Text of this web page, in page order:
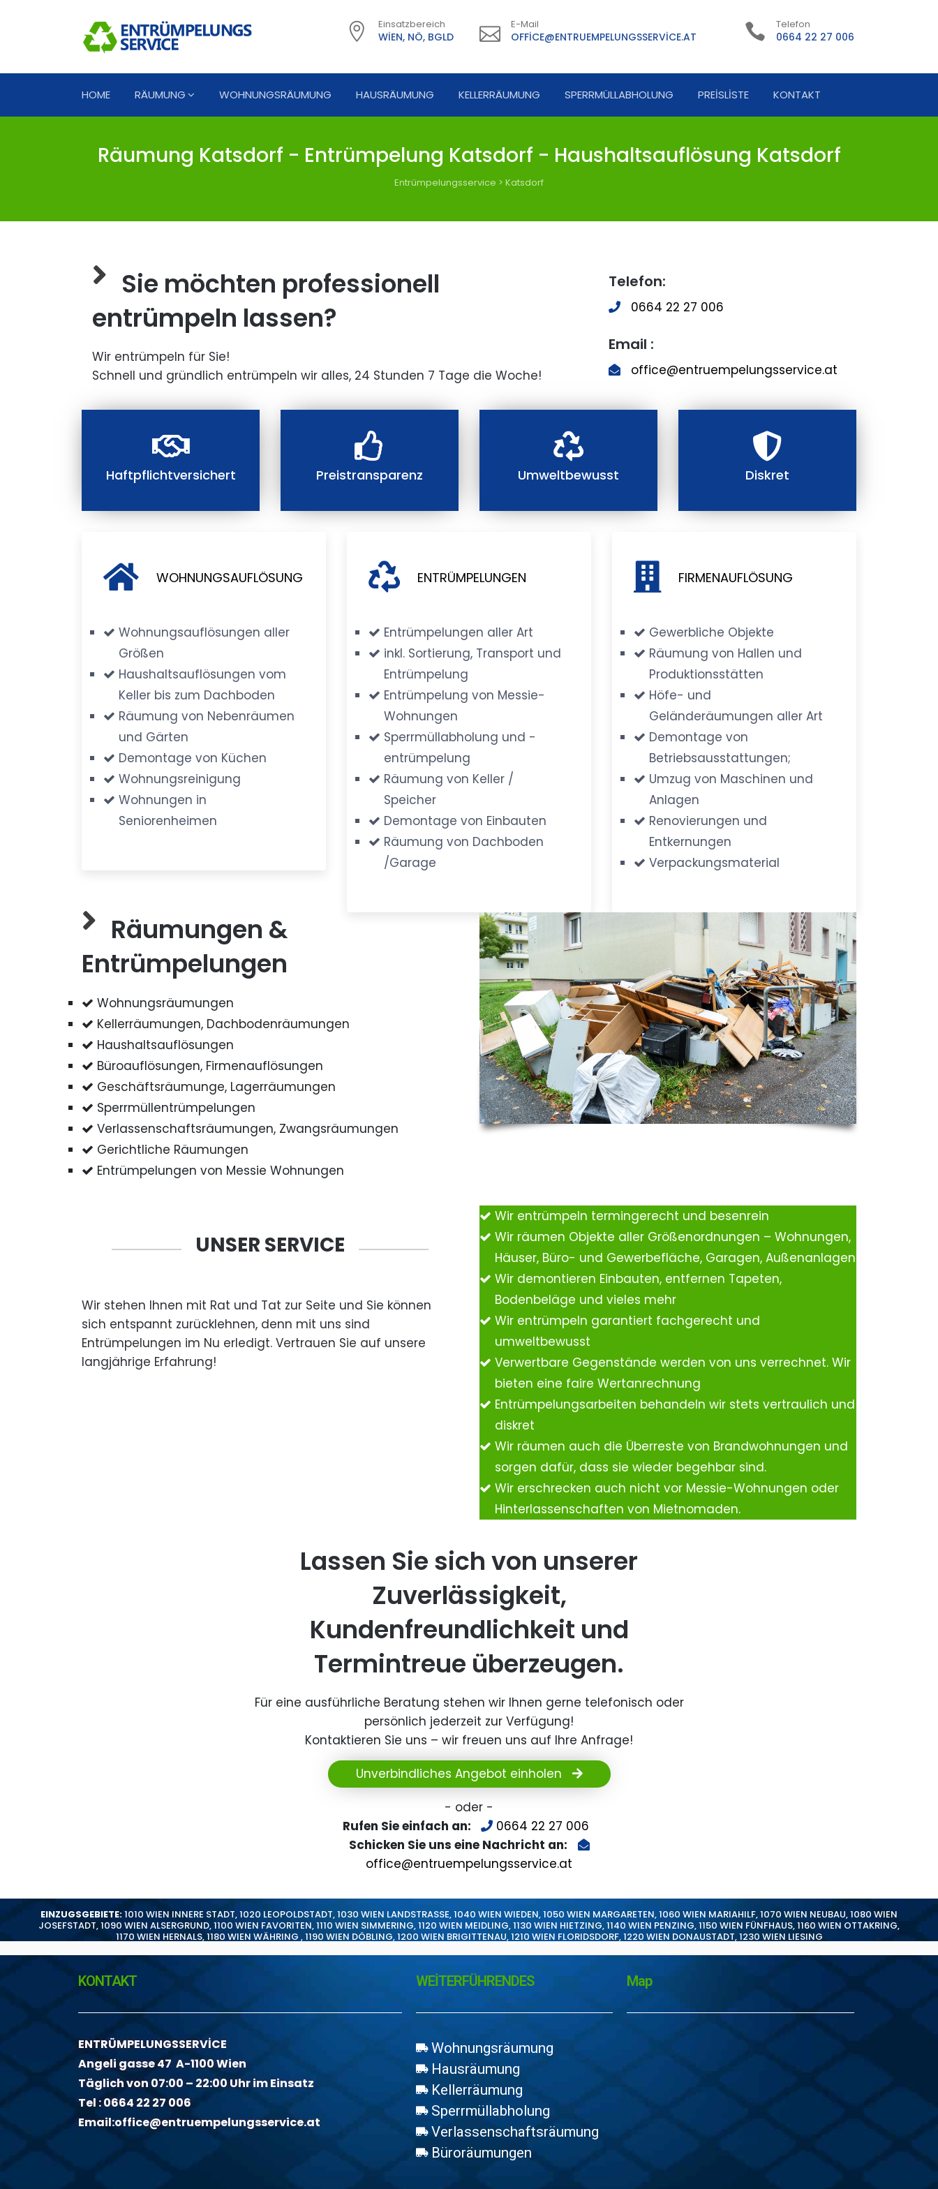
Einsatzbereich
WIEN, NÖ, BGLD
E-Mail
OFFICE@ENTRUEMPELUNGSSERVICE.AT
Telefon
0664 22 27 006
HOME RÄUMUNG WOHNUNGSRÄUMUNG HAUSRÄUMUNG KELLERRÄUMUNG SPERRMÜLLABHOLUNG PREISLISTE KONTAKT
Räumung Katsdorf - Entrümpelung Katsdorf - Haushaltsauflösung Katsdorf
Entrümpelungsservice > Katsdorf
Sie möchten professionell
entrümpeln lassen?
Wir entrümpeln für Sie!
Schnell und gründlich entrümpeln wir alles, 24 Stunden 7 Tage die Woche!
Telefon:
0664 22 27 006
Email :
office@entruempelungsservice.at
Haftpflichtversichert Preistransparenz Umweltbewusst Diskret
WOHNUNGSAUFLÖSUNG
Wohnungsauflösungen aller
Größen
Haushaltsauflösungen vom
Keller bis zum Dachboden
Räumung von Nebenräumen
und Gärten
Demontage von Küchen
Wohnungsreinigung
Wohnungen in
Seniorenheimen
ENTRÜMPELUNGEN
Entrümpelungen aller Art
inkl. Sortierung, Transport und
Entrümpelung
Entrümpelung von Messie-
Wohnungen
Sperrmüllabholung und -
entrümpelung
Räumung von Keller /
Speicher
Demontage von Einbauten
Räumung von Dachboden
/Garage
FIRMENAUFLÖSUNG
Gewerbliche Objekte
Räumung von Hallen und
Produktionsstätten
Höfe- und
Geländeräumungen aller Art
Demontage von
Betriebsausstattungen;
Umzug von Maschinen und
Anlagen
Renovierungen und
Entkernungen
Verpackungsmaterial
Räumungen &
Entrümpelungen
Wohnungsräumungen
Kellerräumungen, Dachbodenräumungen
Haushaltsauflösungen
Büroauflösungen, Firmenauflösungen
Geschäftsräumunge, Lagerräumungen
Sperrmüllentrümpelungen
Verlassenschaftsräumungen, Zwangsräumungen
Gerichtliche Räumungen
Entrümpelungen von Messie Wohnungen
UNSER SERVICE
Wir stehen Ihnen mit Rat und Tat zur Seite und Sie können
sich entspannt zurücklehnen, denn mit uns sind
Entrümpelungen im Nu erledigt. Vertrauen Sie auf unsere
langjährige Erfahrung!
Wir entrümpeln termingerecht und besenrein
Wir räumen Objekte aller Größenordnungen – Wohnungen,
Häuser, Büro- und Gewerbefläche, Garagen, Außenanlagen
Wir demontieren Einbauten, entfernen Tapeten,
Bodenbeläge und vieles mehr
Wir entrümpeln garantiert fachgerecht und
umweltbewusst
Verwertbare Gegenstände werden von uns verrechnet. Wir
bieten eine faire Wertanrechnung
Entrümpelungsarbeiten behandeln wir stets vertraulich und
diskret
Wir räumen auch die Überreste von Brandwohnungen und
sorgen dafür, dass sie wieder begehbar sind.
Wir erschrecken auch nicht vor Messie-Wohnungen oder
Hinterlassenschaften von Mietnomaden.
Lassen Sie sich von unserer
Zuverlässigkeit,
Kundenfreundlichkeit und
Termintreue überzeugen.
Für eine ausführliche Beratung stehen wir Ihnen gerne telefonisch oder
persönlich jederzeit zur Verfügung!
Kontaktieren Sie uns – wir freuen uns auf Ihre Anfrage!
Unverbindliches Angebot einholen
- oder -
Rufen Sie einfach an:
0664 22 27 006
Schicken Sie uns eine Nachricht an:
office@entruempelungsservice.at
EINZUGSGEBIETE:1010 WIEN INNERE STADT,1020 LEOPOLDSTADT,1030 WIEN LANDSTRASSE,1040 WIEN WIEDEN,1050 WIEN MARGARETEN,1060 WIEN MARIAHILF,1070 WIEN NEUBAU,1080 WIEN
JOSEFSTADT,1090 WIEN ALSERGRUND,1100 WIEN FAVORITEN,1110 WIEN SIMMERING,1120 WIEN MEIDLING,1130 WIEN HIETZING,1140 WIEN PENZING,1150 WIEN FÜNFHAUS,1160 WIEN OTTAKRING,
1170 WIEN HERNALS,1180 WIEN WÄHRING ,1190 WIEN DÖBLING,1200 WIEN BRIGITTENAU,1210 WIEN FLORIDSDORF,1220 WIEN DONAUSTADT,1230 WIEN LIESING
KONTAKT
ENTRÜMPELUNGSSERVİCE
Angeli gasse 47 A-1100 Wien
Täglich von 07:00 – 22:00 Uhr im Einsatz
Tel :0664 22 27 006
Email:office@entruempelungsservice.at
WEİTERFÜHRENDES
Wohnungsräumung
Hausräumung
Kellerräumung
Sperrmüllabholung
Verlassenschaftsräumung
Büroräumungen
Map